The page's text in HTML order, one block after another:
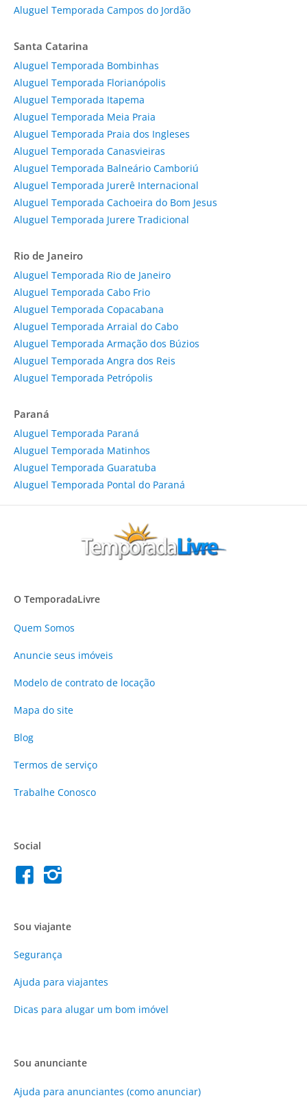
Aluguel Temporada Campos do Jordão
Santa Catarina
Aluguel Temporada Bombinhas
Aluguel Temporada Florianópolis
Aluguel Temporada Itapema
Aluguel Temporada Meia Praia
Aluguel Temporada Praia dos Ingleses
Aluguel Temporada Canasvieiras
Aluguel Temporada Balneário Camboriú
Aluguel Temporada Jurerê Internacional
Aluguel Temporada Cachoeira do Bom Jesus
Aluguel Temporada Jurere Tradicional
Rio de Janeiro
Aluguel Temporada Rio de Janeiro
Aluguel Temporada Cabo Frio
Aluguel Temporada Copacabana
Aluguel Temporada Arraial do Cabo
Aluguel Temporada Armação dos Búzios
Aluguel Temporada Angra dos Reis
Aluguel Temporada Petrópolis
Paraná
Aluguel Temporada Paraná
Aluguel Temporada Matinhos
Aluguel Temporada Guaratuba
Aluguel Temporada Pontal do Paraná
O TemporadaLivre
Quem Somos
Anuncie seus imóveis
Modelo de contrato de locação
Mapa do site
Blog
Termos de serviço
Trabalhe Conosco
Social
Sou viajante
Segurança
Ajuda para viajantes
Dicas para alugar um bom imóvel
Sou anunciante
Ajuda para anunciantes (como anunciar)